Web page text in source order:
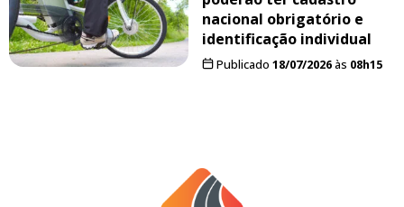
nacional obrigatório e
identificação individual
Publicado 18/07/2026às 08h15